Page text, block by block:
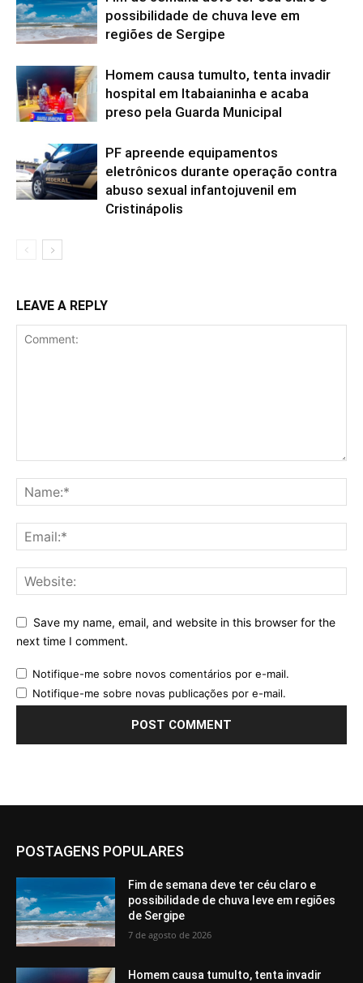
possibilidade de chuva leve em
regiões de Sergipe
Homem causa tumulto, tenta invadir
hospital em Itabaianinha e acaba
preso pela Guarda Municipal
PF apreende equipamentos
eletrônicos durante operação contra
abuso sexual infantojuvenil em
Cristinápolis
LEAVE A REPLY
Save my name, email, and website in this browser for the
next time I comment.
Notifique-me sobre novos comentários por e-mail.
Notifique-me sobre novas publicações por e-mail.
POSTAGENS POPULARES
Fim de semana deve ter céu claro e
possibilidade de chuva leve em regiões
de Sergipe
7 de agosto de 2026
Homem causa tumulto, tenta invadir